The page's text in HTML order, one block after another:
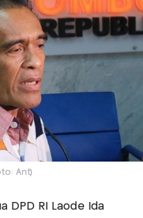
Ant)
DPD RI Laode Ida